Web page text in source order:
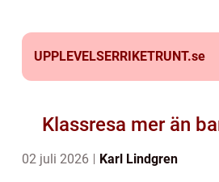
UPPLEVELSERRIKETRUNT.se
Klassresa mer än
02 juli 2026 Karl Lindgren